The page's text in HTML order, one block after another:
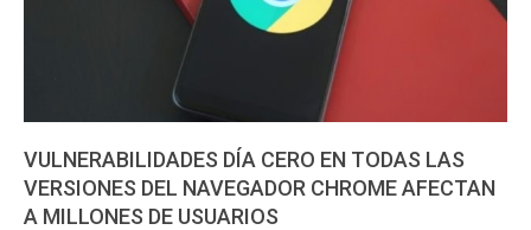
VULNERABILIDADES DÍA CERO EN TODAS LAS
VERSIONES DEL NAVEGADOR CHROME AFECTAN
A MILLONES DE USUARIOS